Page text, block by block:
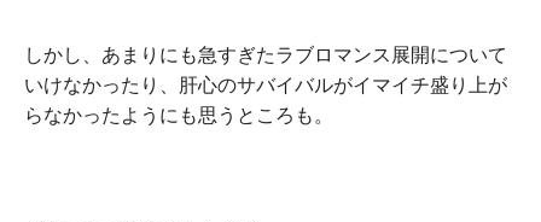
しかし、 あまりにも急すぎたラブロマンス展開について
いけなかったり、
肝心のサバイバルがイマイチ盛り上が
らなかった ようにも思うところも。